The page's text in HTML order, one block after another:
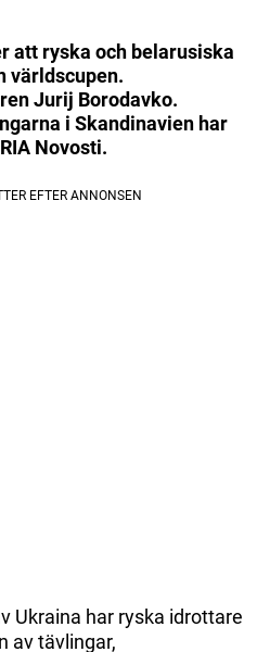
att ryska och belarusiska
världscupen.
Jurij Borodavko.
i Skandinavien har
Novosti.
Ukraina har ryska idrottare
av tävlingar,